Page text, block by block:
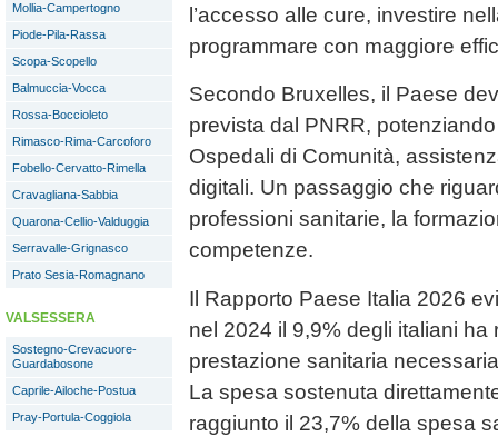
Mollia-Campertogno
Piode-Pila-Rassa
Scopa-Scopello
Balmuccia-Vocca
Rossa-Boccioleto
Rimasco-Rima-Carcoforo
Fobello-Cervatto-Rimella
Cravagliana-Sabbia
Quarona-Cellio-Valduggia
Serravalle-Grignasco
Prato Sesia-Romagnano
VALSESSERA
Sostegno-Crevacuore-
Guardabosone
Caprile-Ailoche-Postua
Pray-Portula-Coggiola
l’accesso alle cure, investire
programmare con maggiore
Secondo Bruxelles, il Paese
prevista dal PNRR,
Ospedali di Comunità,
digitali. Un passaggio che
professioni sanitarie, la
competenze.
Il Rapporto Paese Italia 2026
nel 2024 il 9,9% degli italiani
prestazione sanitaria
La spesa sostenuta
raggiunto il 23,7% della spesa